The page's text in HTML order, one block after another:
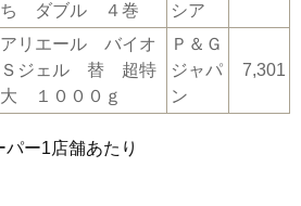
ち ダブル ４巻
シア
アリエール バイオ
Ｓジェル 替 超特
大 １０００ｇ
Ｐ＆Ｇ
ジャパ
ン
7,301
ー1店舗あたり